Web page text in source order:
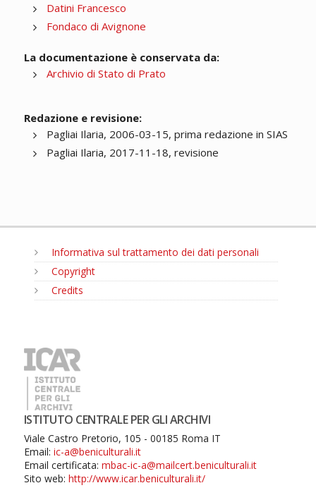
Datini Francesco
Fondaco di Avignone
La documentazione è conservata da:
Archivio di Stato di Prato
Redazione e revisione:
Pagliai Ilaria, 2006-03-15, prima redazione in SIAS
Pagliai Ilaria, 2017-11-18, revisione
Informativa sul trattamento dei dati personali
Copyright
Credits
ISTITUTO CENTRALE PER GLI ARCHIVI
Viale Castro Pretorio, 105 - 00185 Roma IT
Email: ic-a@beniculturali.it
Email certificata: mbac-ic-a@mailcert.beniculturali.it
Sito web: http://www.icar.beniculturali.it/